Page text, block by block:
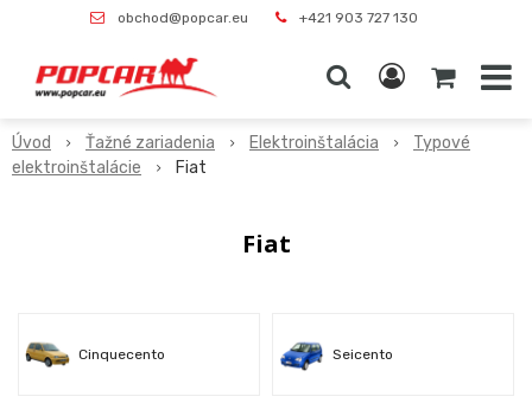
obchod@popcar.eu +421 903 727 130
Úvod Ťažné zariadenia Elektroinštalácia
Typové
elektroinštalácie
Fiat
Fiat
Cinquecento Seicento